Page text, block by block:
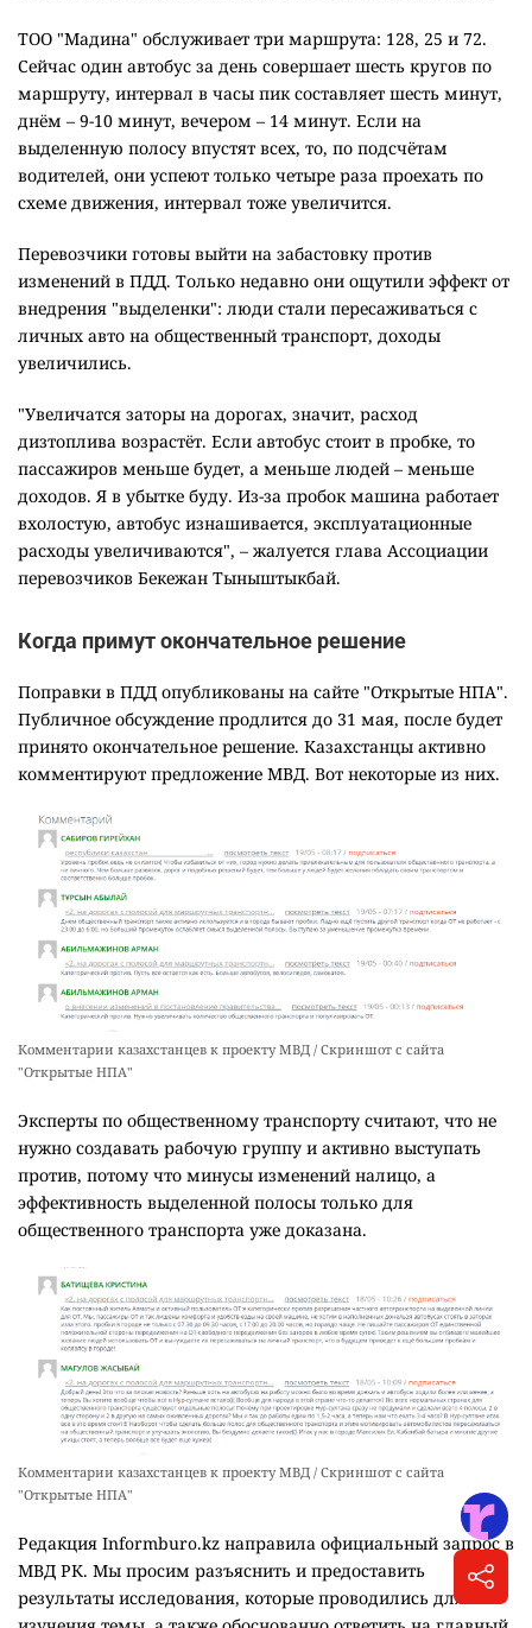
ТОО "Мадина" обслуживает три маршрута: 128, 25 и 72.
Сейчас один автобус за день совершает шесть кругов по
маршруту, интервал в часы пик составляет шесть минут,
днём – 9-10 минут, вечером – 14 минут. Если на
выделенную полосу впустят всех, то, по подсчётам
водителей, они успеют только четыре раза проехать по
схеме движения, интервал тоже увеличится.
Перевозчики готовы выйти на забастовку против
изменений в ПДД. Только недавно они ощутили эффект от
внедрения "выделенки": люди стали пересаживаться с
личных авто на общественный транспорт, доходы
увеличились.
"Увеличатся заторы на дорогах, значит, расход
дизтоплива возрастёт. Если автобус стоит в пробке, то
пассажиров меньше будет, а меньше людей – меньше
доходов. Я в убытке буду. Из-за пробок машина работает
вхолостую, автобус изнашивается, эксплуатационные
расходы увеличиваются", – жалуется глава Ассоциации
перевозчиков Бекежан Тыныштыкбай.
Когда примут окончательное решение
Поправки в ПДД опубликованы на сайте "Открытые НПА".
Публичное обсуждение продлится до 31 мая, после будет
принято окончательное решение. Казахстанцы активно
комментируют предложение МВД. Вот некоторые из них.
Комментарии казахстанцев к проекту МВД / Скриншот с сайта
"Открытые НПА"
Эксперты по общественному транспорту считают, что не
нужно создавать рабочую группу и активно выступать
против, потому что минусы изменений налицо, а
эффективность выделенной полосы только для
общественного транспорта уже доказана.
Комментарии казахстанцев к проекту МВД / Скриншот с сайта
"Открытые НПА"
Редакция Informburo.kz направила официальный запрос в
МВД РК. Мы просим разъяснить и предоставить
результаты исследования, которые проводились для